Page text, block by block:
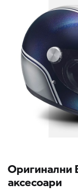
аксесоари